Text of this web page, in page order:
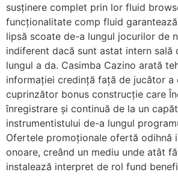
susținere complet prin lor fluid
funcționalitate comp fluid
lipsă scoate de-a lungul jocurilor de
indiferent dacă sunt astat intern sală
lungul a da. Casimba Cazino arată
informației credință față de jucător a
cuprinzător bonus construcție care
înregistrare și continuă de la un
instrumentistului de-a lungul
Ofertele promoționale ofertă odihnă
onoare, creând un mediu unde atât
instalează interpret de rol fund